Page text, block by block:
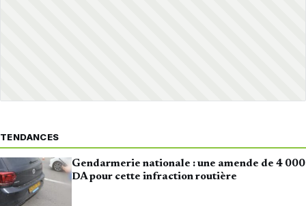
TENDANCES
Gendarmerie nationale : une amende de 4 000
DA pour cette infraction routière